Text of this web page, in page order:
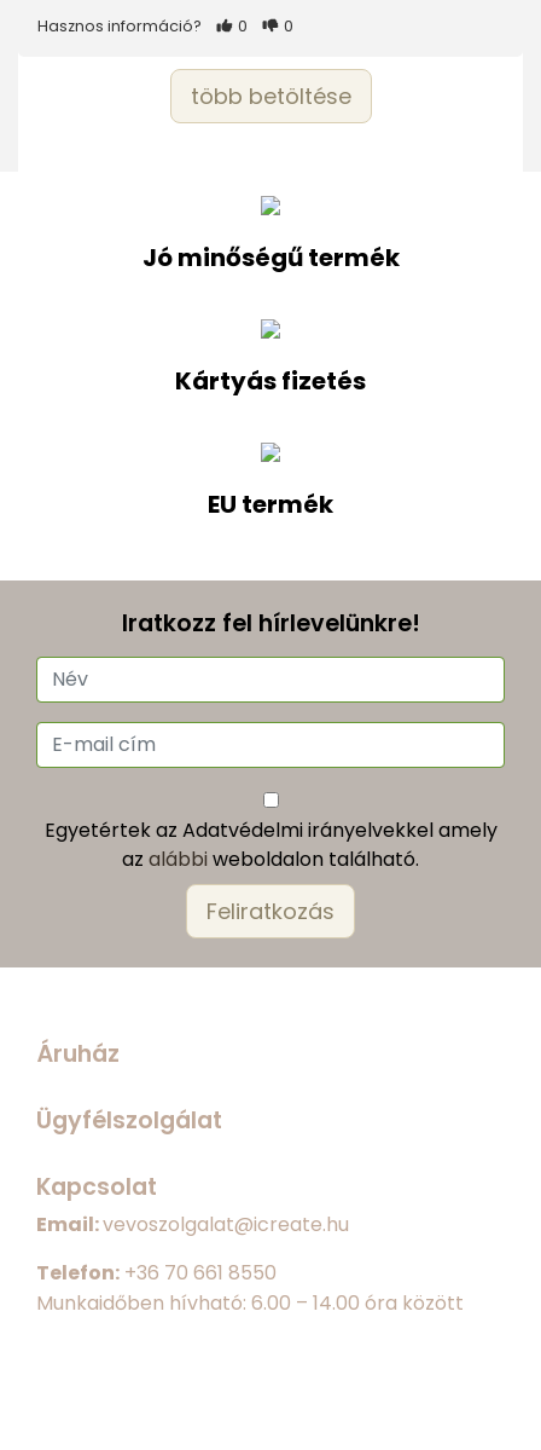
Hasznos információ? 0 0
több betöltése
Jó minőségű termék
Kártyás fizetés
EU termék
Iratkozz fel hírlevelünkre!
Egyetértek az Adatvédelmi irányelvekkel amely
az alábbi weboldalon található.
Áruház
Ügyfélszolgálat
Kapcsolat
Email:vevoszolgalat@icreate.hu
Telefon: +36 70 661 8550
Munkaidőben hívható: 6.00 – 14.00 óra között